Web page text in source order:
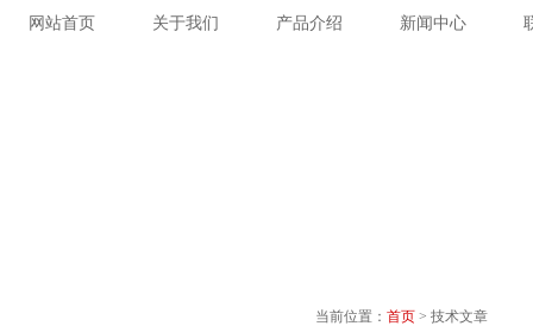
网站首页 关于我们 产品介绍 新闻中心
当前位置： 首页 > 技术文章